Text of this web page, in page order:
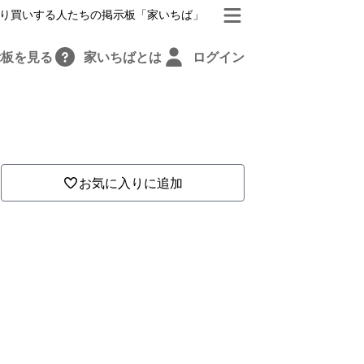
買いする人たちの掲示板「家いちば」
を見る 家いちばとは ログイン
お気に入りに追加